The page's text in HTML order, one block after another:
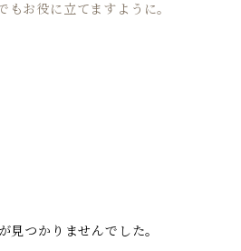
もお役に立てますように。
見つかりませんでした。